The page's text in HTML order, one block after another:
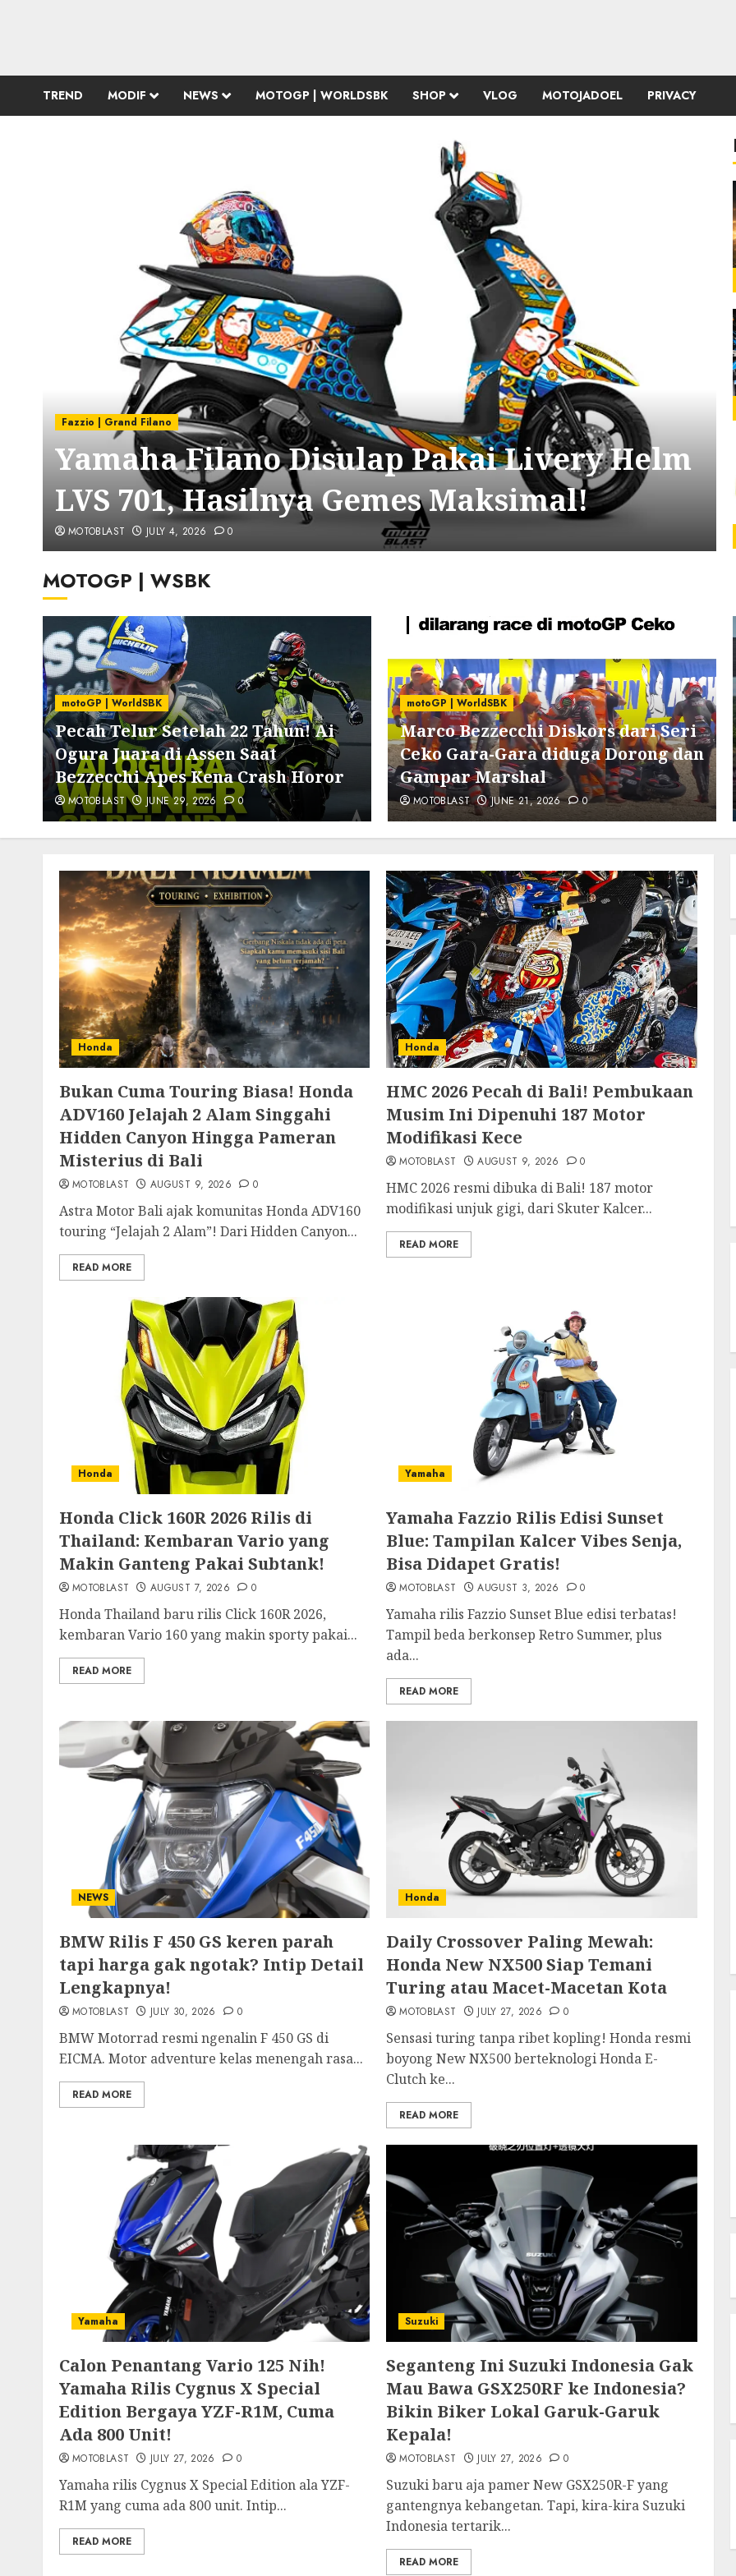
TREND MODIF NEWS MOTOGP | WORLDSBK SHOP VLOG MOTOJADOEL PRIVACY
Fazzio | Grand Filano
Yamaha Filano Disulap Pakai Livery Helm
LVS 701, Hasilnya Gemes Maksimal!
MOTOBLAST JULY 4, 2026 0
MOTOGP | WSBK
motoGP | WorldSBK
Pecah Telur Setelah 22 Tahun! Ai
Ogura Juara di Assen Saat
Bezzecchi Apes Kena Crash Horor
MOTOBLAST JUNE 29, 2026 0
motoGP | WorldSBK
Marco Bezzecchi Diskors dari Seri
Ceko Gara-Gara diduga Dorong dan
Gampar Marshal
MOTOBLAST JUNE 21, 2026 0
Honda
Bukan Cuma Touring Biasa! Honda
ADV160 Jelajah 2 Alam Singgahi
Hidden Canyon Hingga Pameran
Misterius di Bali
MOTOBLAST AUGUST 9, 2026 0
Astra Motor Bali ajak komunitas Honda ADV160
touring “Jelajah 2 Alam”! Dari Hidden Canyon...
READ MORE
Honda
HMC 2026 Pecah di Bali! Pembukaan
Musim Ini Dipenuhi 187 Motor
Modifikasi Kece
MOTOBLAST AUGUST 9, 2026 0
HMC 2026 resmi dibuka di Bali! 187 motor
modifikasi unjuk gigi, dari Skuter Kalcer...
READ MORE
Honda
Honda Click 160R 2026 Rilis di
Thailand: Kembaran Vario yang
Makin Ganteng Pakai Subtank!
MOTOBLAST AUGUST 7, 2026 0
Honda Thailand baru rilis Click 160R 2026,
kembaran Vario 160 yang makin sporty pakai...
READ MORE
Yamaha
Yamaha Fazzio Rilis Edisi Sunset
Blue: Tampilan Kalcer Vibes Senja,
Bisa Didapet Gratis!
MOTOBLAST AUGUST 3, 2026 0
Yamaha rilis Fazzio Sunset Blue edisi terbatas!
Tampil beda berkonsep Retro Summer, plus
ada...
READ MORE
NEWS
BMW Rilis F 450 GS keren parah
tapi harga gak ngotak? Intip Detail
Lengkapnya!
MOTOBLAST JULY 30, 2026 0
BMW Motorrad resmi ngenalin F 450 GS di
EICMA. Motor adventure kelas menengah rasa...
READ MORE
Honda
Daily Crossover Paling Mewah:
Honda New NX500 Siap Temani
Turing atau Macet-Macetan Kota
MOTOBLAST JULY 27, 2026 0
Sensasi turing tanpa ribet kopling! Honda resmi
boyong New NX500 berteknologi Honda E-
Clutch ke...
READ MORE
Yamaha
Calon Penantang Vario 125 Nih!
Yamaha Rilis Cygnus X Special
Edition Bergaya YZF-R1M, Cuma
Ada 800 Unit!
MOTOBLAST JULY 27, 2026 0
Yamaha rilis Cygnus X Special Edition ala YZF-
R1M yang cuma ada 800 unit. Intip...
READ MORE
Suzuki
Seganteng Ini Suzuki Indonesia Gak
Mau Bawa GSX250RF ke Indonesia?
Bikin Biker Lokal Garuk-Garuk
Kepala!
MOTOBLAST JULY 27, 2026 0
Suzuki baru aja pamer New GSX250R-F yang
gantengnya kebangetan. Tapi, kira-kira Suzuki
Indonesia tertarik...
READ MORE